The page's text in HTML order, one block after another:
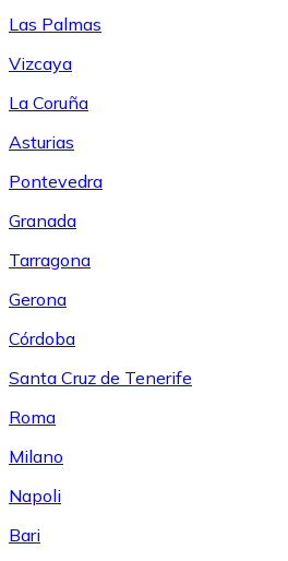
Las Palmas
Vizcaya
La Coruña
Asturias
Pontevedra
Granada
Tarragona
Gerona
Córdoba
Santa Cruz de Tenerife
Roma
Milano
Napoli
Bari